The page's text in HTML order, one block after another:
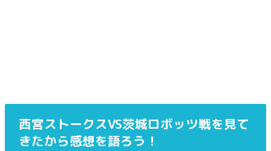
西宮ストークスVS茨城ロボッツ戦を見て
きたから感想を語ろう！